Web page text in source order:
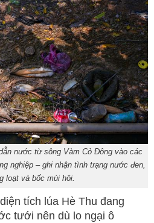
nước từ sông Vàm Cỏ Đông vào các
nghiệp – ghi nhận tình trạng nước đen,
loạt và bốc mùi hôi.
tích lúa Hè Thu đang
tưới nên dù lo ngại ô